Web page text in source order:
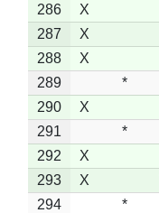
286
X
287
X
288
X
289
*
290
X
291
*
292
X
293
X
294
*